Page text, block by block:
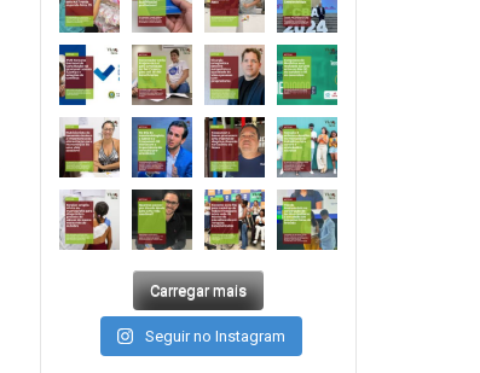
Carregar mais
Seguir no Instagram